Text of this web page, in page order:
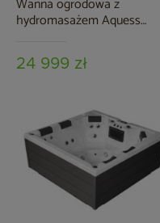
hydromasażem Aquess
24 999 zł